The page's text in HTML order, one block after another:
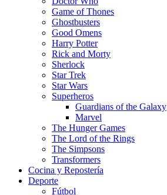
Game of Thones
Ghostbusters
Good Omens
Harry Potter
Rick and Morty
Sherlock
Star Trek
Star Wars
Superheros
Guardians of the Galaxy
Marvel
The Hunger Games
The Lord of the Rings
The Simpsons
Transformers
Cocina y Repostería
Deporte
Fútbol